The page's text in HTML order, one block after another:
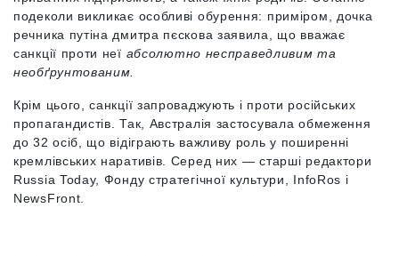
подеколи викликає особливі обурення: приміром, дочка
речника путіна дмитра пєскова заявила, що вважає
санкції проти неї абсолютно несправедливим та
необґрунтованим.
Крім цього, санкції запроваджують і проти російських
пропагандистів. Так, Австралія застосувала обмеження
до 32 осіб, що відіграють важливу роль у поширенні
кремлівських наративів. Серед них — старші редактори
Russia Today, Фонду стратегічної культури, InfoRos і
NewsFront.